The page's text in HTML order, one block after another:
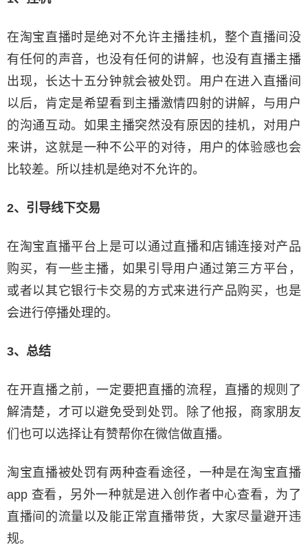
在淘宝直播时是绝对不允许主播挂机，整个直播间没
有任何的声音，也没有任何的讲解，也没有直播主播
出现，长达十五分钟就会被处罚。用户在进入直播间
以后，肯定是希望看到主播激情四射的讲解，与用户
的沟通互动。如果主播突然没有原因的挂机，对用户
来讲，这就是一种不公平的对待，用户的体验感也会
比较差。所以挂机是绝对不允许的。
2、引导线下交易
在淘宝直播平台上是可以通过直播和店铺连接对产品
购买，有一些主播，如果引导用户通过第三方平台，
或者以其它银行卡交易的方式来进行产品购买，也是
会进行停播处理的。
3、总结
在开直播之前，一定要把直播的流程，直播的规则了
解清楚，才可以避免受到处罚。除了他报，商家朋友
们也可以选择让有赞帮你在微信做直播。
淘宝直播被处罚有两种查看途径，一种是在淘宝直播
app 查看，另外一种就是进入创作者中心查看，为了
直播间的流量以及能正常直播带货，大家尽量避开违
规。